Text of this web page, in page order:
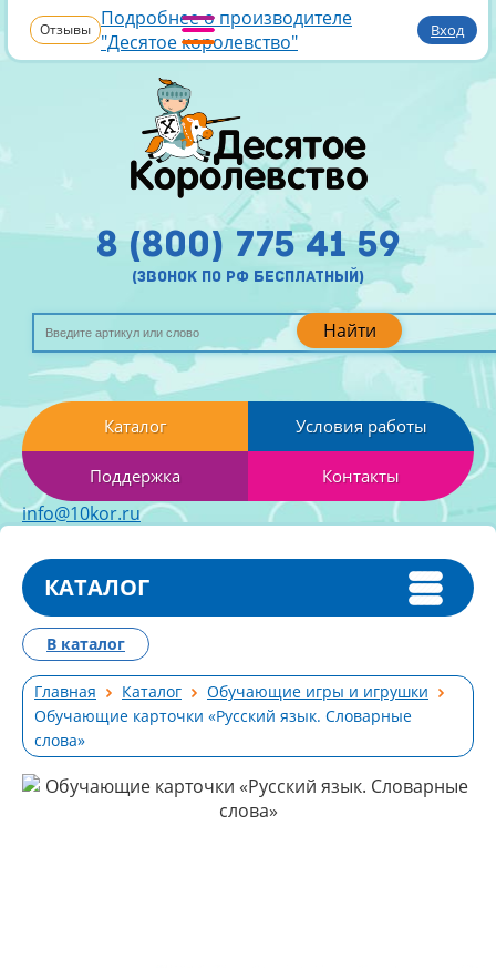
Отзывы Подробнее о производителе
"Десятое королевство"
Вход
Найти
8 (800) 775 41 59
(звонок по рф бесплатный)
Каталог Условия работы
Поддержка Контакты
info@10kor.ru
КАТАЛОГ
Главная Каталог
Обучающие игры и игрушки
Обучающие карточки «Русский язык. Словарные
слова»
В каталог